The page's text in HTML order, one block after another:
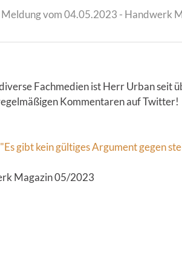
Meldung vom 04.05.2023 - Handwerk
Fachmedien ist Herr Urban seit
Kommentaren auf Twitter!
gibt kein gültiges Argument gegen
Magazin 05/2023